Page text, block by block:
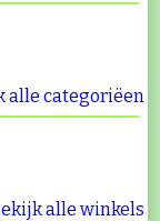
alle categoriëen
alle winkels